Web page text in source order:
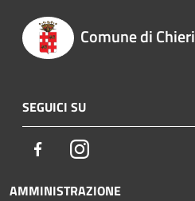
Comune di Chieri
SEGUICI SU
FacebookInstagram
AMMINISTRAZIONE